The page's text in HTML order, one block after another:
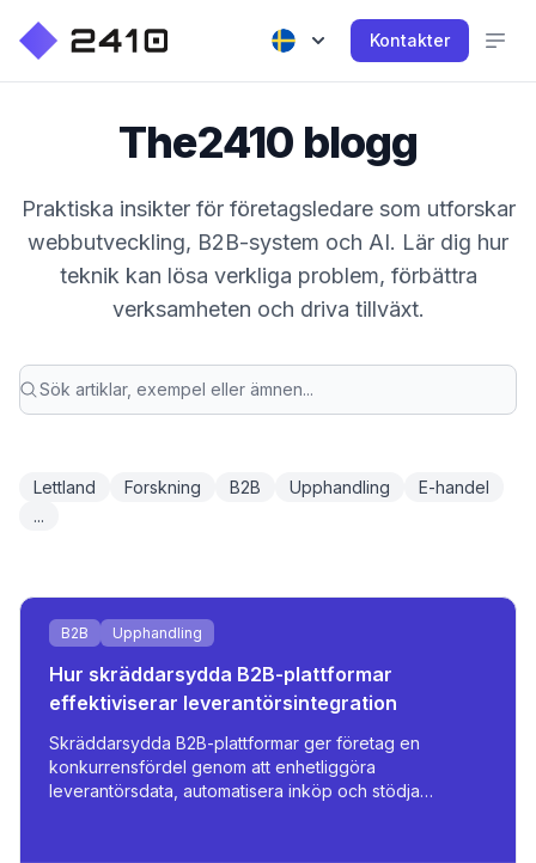
Kontakter
The2410 blogg
Praktiska insikter för företagsledare som utforskar
webbutveckling, B2B-system och AI. Lär dig hur
teknik kan lösa verkliga problem, förbättra
verksamheten och driva tillväxt.
Lettland Forskning B2B Upphandling
E-handel
...
B2B Upphandling
Hur skräddarsydda B2B-plattformar
effektiviserar leverantörsintegration
Skräddarsydda B2B-plattformar ger företag en
konkurrensfördel genom att enhetliggöra
leverantörsdata, automatisera inköp och stödja